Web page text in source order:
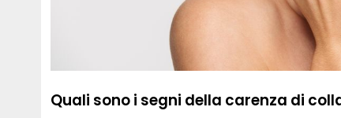
Quali sono i segni della carenza di